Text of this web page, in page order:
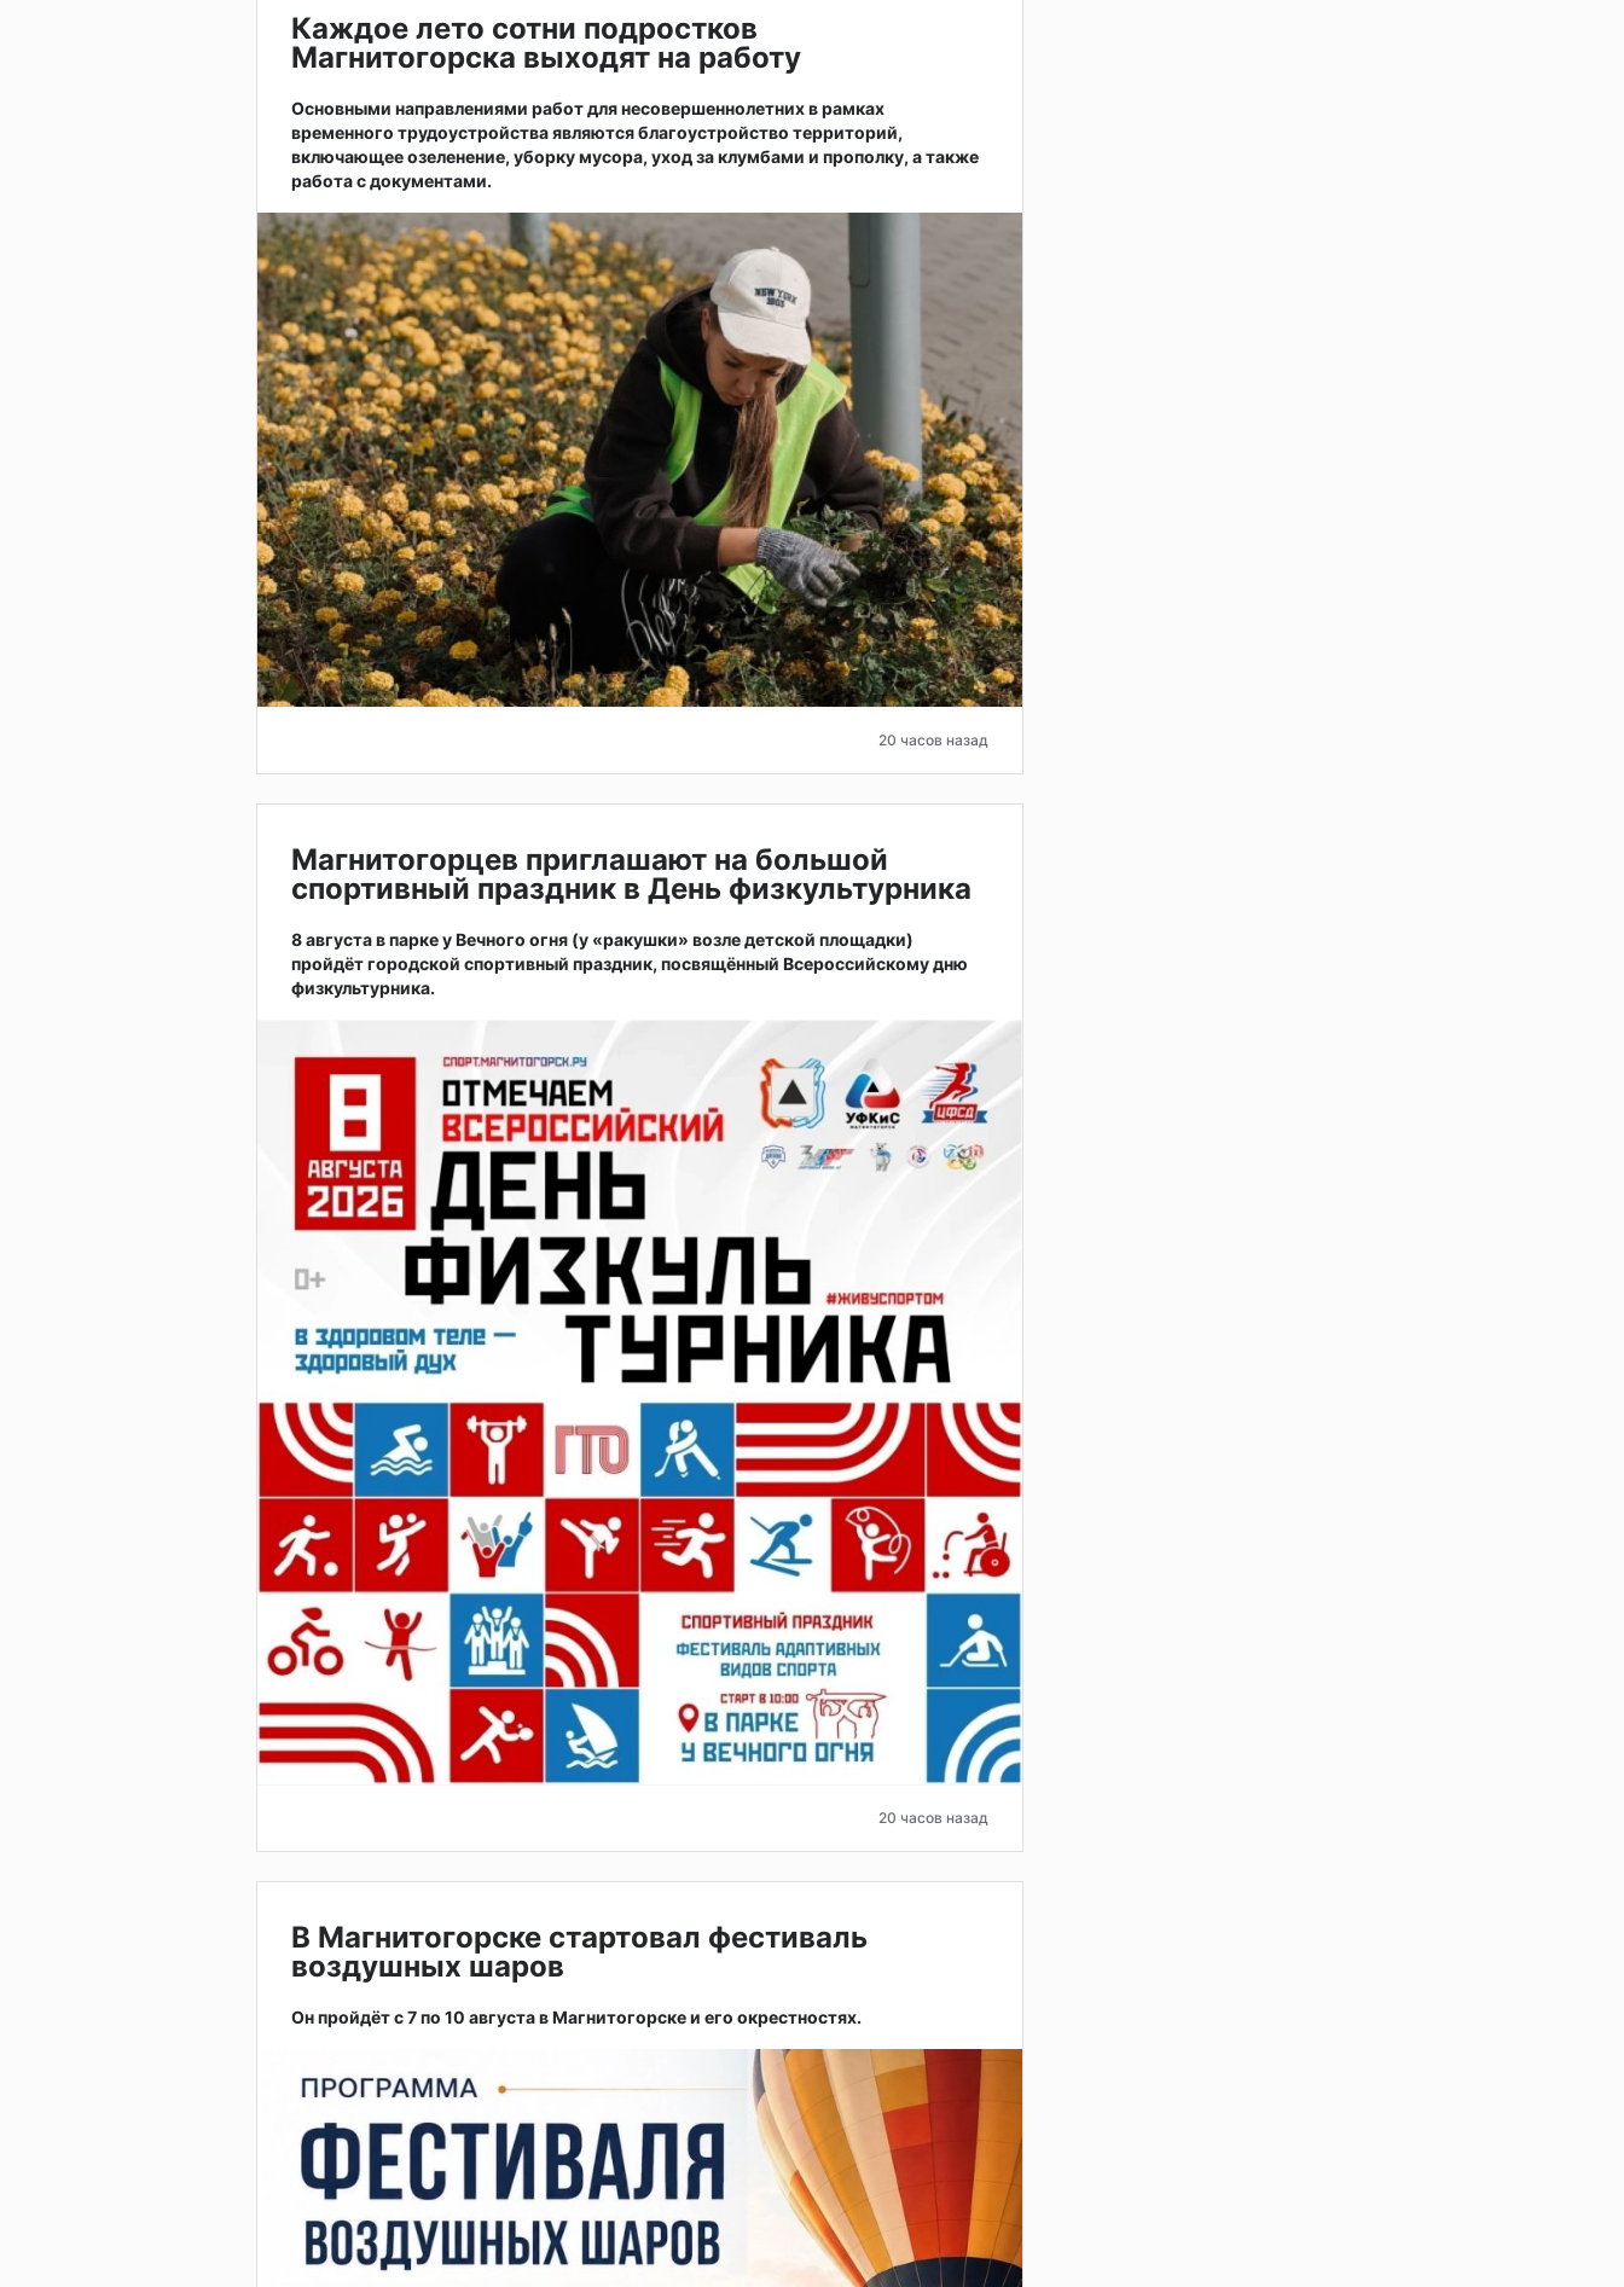
Каждое лето сотни подростков
Магнитогорска выходят на работу
Основными направлениями работ для несовершеннолетних в рамках
временного трудоустройства являются благоустройство территорий,
включающее озеленение, уборку мусора, уход за клумбами и прополку, а также
работа с документами.
20 часов назад
Магнитогорцев приглашают на большой
спортивный праздник в День физкультурника
8 августа в парке у Вечного огня (у «ракушки» возле детской площадки)
пройдёт городской спортивный праздник, посвящённый Всероссийскому дню
физкультурника.
20 часов назад
В Магнитогорске стартовал фестиваль
воздушных шаров
Он пройдёт с 7 по 10 августа в Магнитогорске и его окрестностях.